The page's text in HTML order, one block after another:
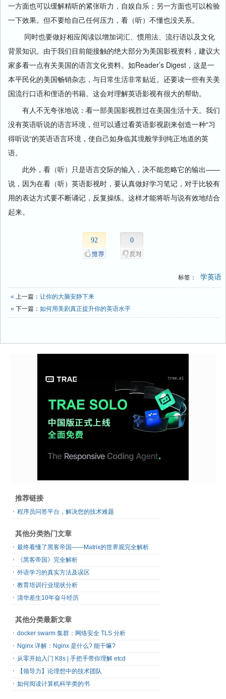
一方面也可以缓解精听的紧张听力，自娱自乐；另一方面也可以检验
一下效果。但不要给自己任何压力，看（听）不懂也没关系。
同时也要做好相应阅读以增加词汇、惯用法、流行语以及文化
背景知识。由于我们目前能接触的绝大部分为美国影视资料，建议大
家多看一点有关美国的语言文化资料。如Reader’s Digest，这是一
本平民化的美国畅销杂志，与日常生活非常贴近。还要读一些有关美
国流行口语和俚语的书籍。这会对理解英语影视有很大的帮助。
有人不无夸张地说：看一部美国影视胜过在美国生活十天。我们
没有英语听说的语言环境，但可以通过看英语影视剧来创造一种“习
得听说“的英语语言环境，使自己如身临其境般学到纯正地道的英
语。
此外，看（听）只是语言交际的输入，决不能忽略它的输出——
说，因为在看（听）英语影视时，要认真做好学习笔记，对于比较有
用的表达方式要不断诵记，反复操练。这样才能将听与说有效地结合
起来。
92 0
标签： 学英语
« 上一篇： 让你的大脑安静下来
» 下一篇： 如何用美剧真正提升你的英语水平
推荐链接
程序员问答平台，解决您的技术难题
其他分类热门文章
最终看懂了黑客帝国——Matrix的世界观完全解析
《黑客帝国》完全解析
外语学习的真实方法及误区
教育培训行业现状分析
清华差生10年奋斗经历
其他分类最新文章
docker swarm 集群：网络安全 TLS 分析
Nginx 详解：Nginx 是什么? 能干嘛?
从零开始入门 K8s | 手把手带你理解 etcd
【领导力】论理想中的技术团队
如何阅读计算机科学类的书